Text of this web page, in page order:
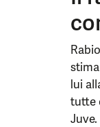
lui
tutte